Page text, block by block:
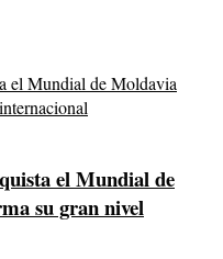
el Mundial de
su gran nivel